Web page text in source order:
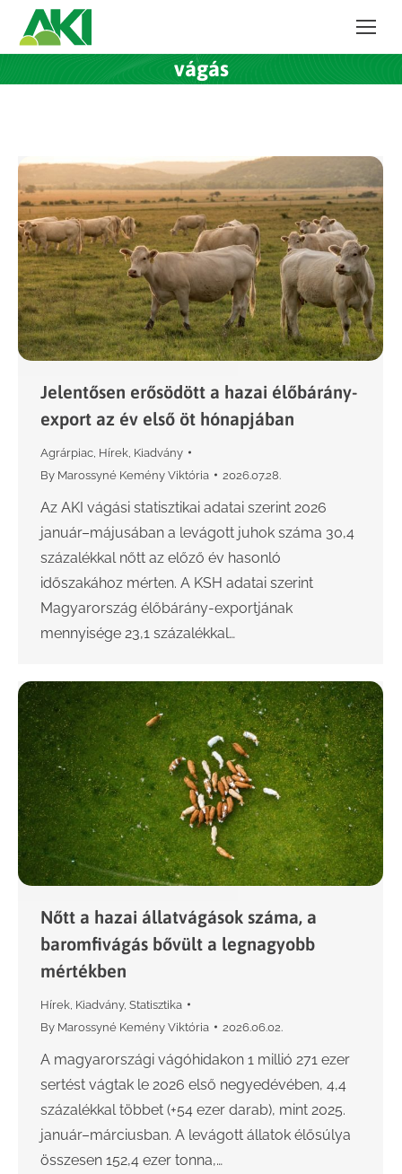
vágás
Jelentősen erősödött a hazai élőbárány-
export az év első öt hónapjában
Agrárpiac Hírek Kiadvány
By Marossyné Kemény Viktória 2026.07.28.
Az AKI vágási statisztikai adatai szerint 2026
január–májusában a levágott juhok száma 30,4
százalékkal nőtt az előző év hasonló
időszakához mérten. A KSH adatai szerint
Magyarország élőbárány-exportjának
mennyisége 23,1 százalékkal…
Nőtt a hazai állatvágások száma, a
baromfivágás bővült a legnagyobb
mértékben
Hírek Kiadvány, Statisztika
By Marossyné Kemény Viktória 2026.06.02.
A magyarországi vágóhidakon 1 millió 271 ezer
sertést vágtak le 2026 első negyedévében, 4,4
százalékkal többet (+54 ezer darab), mint 2025.
január–márciusban. A levágott állatok élősúlya
összesen 152,4 ezer tonna,…